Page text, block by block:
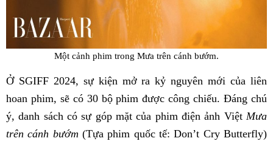
Một cảnh phim trong Mưa trên cánh bướm.
Ở SGIFF 2024, sự kiện mở ra kỷ nguyên mới của liên
hoan phim, sẽ có 30 bộ phim được công chiếu. Đáng chú
ý, danh sách có sự góp mặt của phim điện ảnh Việt Mưa
trên cánh bướm (Tựa phim quốc tế: Don’t Cry Butterfly)